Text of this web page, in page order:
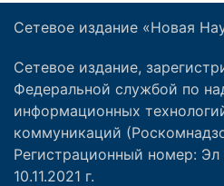
Сетевое издание «Новая
Сетевое издание,
Федеральной службой по
информационных
коммуникаций
Регистрационный номер:
10.11.2021 г.